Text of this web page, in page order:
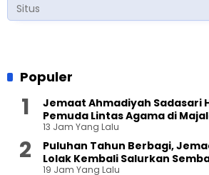
Populer
Jemaat Ahmadiyah Sadasari
Pemuda Lintas Agama di
13 Jam Yang Lalu
Puluhan Tahun Berbagi,
Lolak Kembali Salurkan
19 Jam Yang Lalu